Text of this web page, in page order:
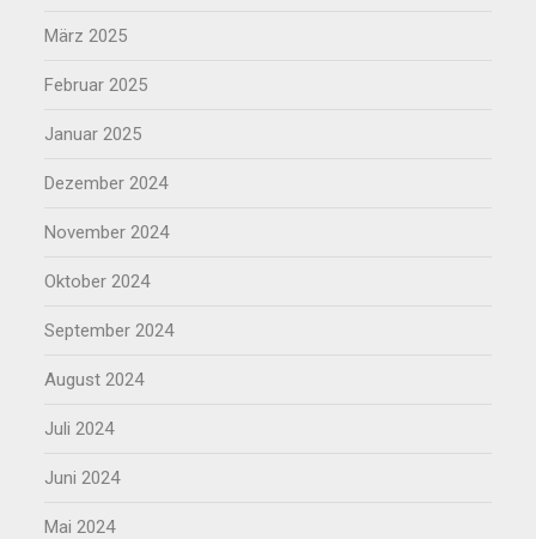
März 2025
Februar 2025
Januar 2025
Dezember 2024
November 2024
Oktober 2024
September 2024
August 2024
Juli 2024
Juni 2024
Mai 2024